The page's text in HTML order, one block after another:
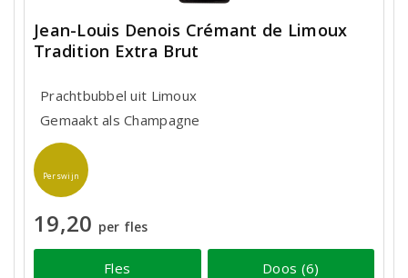
Jean-Louis Denois Crémant de Limoux
Tradition Extra Brut
Prachtbubbel uit Limoux
Gemaakt als Champagne
Perswijn
19,20 per fles
Fles Doos (6)